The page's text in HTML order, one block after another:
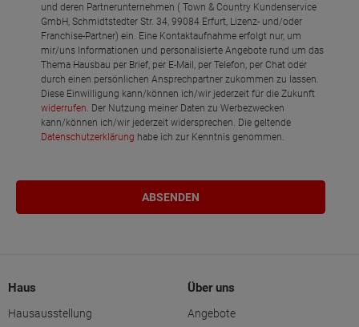
und deren Partnerunternehmen ( Town & Country Kundenservice
GmbH, Schmidtstedter Str. 34, 99084 Erfurt, Lizenz- und/oder
Franchise-Partner) ein. Eine Kontaktaufnahme erfolgt nur, um
mir/uns Informationen und personalisierte Angebote rund um das
Thema Hausbau per Brief, per E-Mail, per Telefon, per Chat oder
durch einen persönlichen Ansprechpartner zukommen zu lassen.
Diese Einwilligung kann/können ich/wir jederzeit für die Zukunft
widerrufen . Der Nutzung meiner Daten zu Werbezwecken
kann/können ich/wir jederzeit widersprechen. Die geltende
Datenschutzerklärung habe ich zur Kenntnis genommen.
Haus
Hausausstellung
Über uns
Angebote